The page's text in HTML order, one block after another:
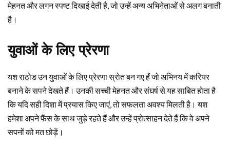
मेहनत और लगन स्पष्ट दिखाई देती है, जो उन्हें अन्य अभिनेताओं से अलग बनाती
है।
युवाओं के लिए प्रेरणा
यश राठोड उन युवाओं के लिए प्रेरणा स्रोत बन गए हैं जो अभिनय में करियर
बनाने के सपने देखते हैं। उनकी सच्ची मेहनत और संघर्ष से यह साबित होता है
कि यदि सही दिशा में प्रयास किए जाएं, तो सफलता अवश्य मिलती है। यश
हमेशा अपने फैंस के साथ जुड़े रहते हैं और उन्हें प्रोत्साहन देते हैं कि वे अपने
सपनों को मत छोड़ें।